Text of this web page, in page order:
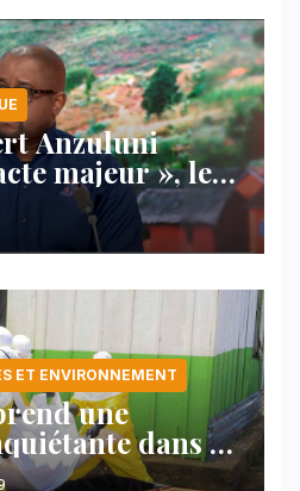
Anzuluni
majeur », le
des
ET ENVIRONNEMENT
une
dans le